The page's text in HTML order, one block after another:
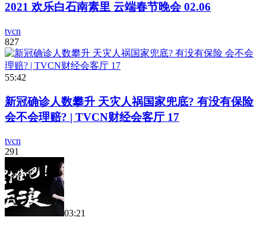
2021 欢乐白石南素里 云端春节晚会 02.06
tvcn
827
55:42
新冠确诊人数攀升 天灾人祸国家兜底? 有没有保险
会不会理赔? | TVCN财经会客厅 17
tvcn
291
03:21